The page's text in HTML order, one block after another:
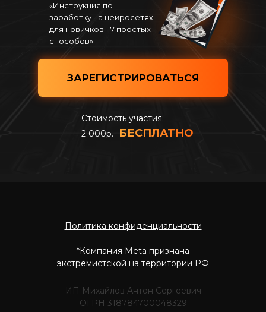
ЗАРЕГИСТРИРОВАТЬСЯ
Стоимость участия:2
БЕСПЛАТНО
«Инструкция по
заработку на нейросетях
для новичков - 7 простых
способов»
Стоимость участия:
2 000р.
ИП Михайлов Антон Сергеевич
ОГРН 318784700048329
*Компания Meta признана
экстремистской на территории РФ
Политика конфиденциальности